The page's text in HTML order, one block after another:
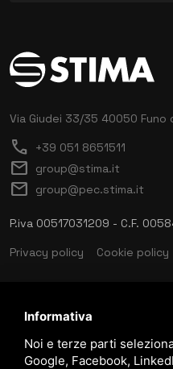
Via Giudei 33/35 40050 Funo
call +39 051 8651511
mail group@stima.it
mail group@pec.stima.it
P.iva 00517031209 - C.F.
Privacy policy
Cookie policy
Informativa
Noi e terze parti
Google, Facebook,